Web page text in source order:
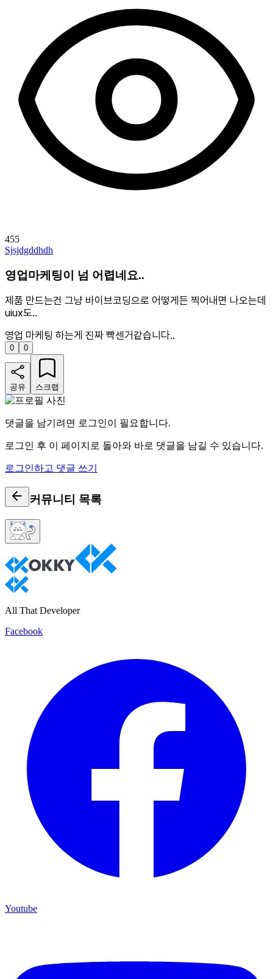
455
Sjsjdgddhdh
영업마케팅이 넘 어렵네요..
제품 만드는건 그냥 바이브코딩으로 어떻게든 찍어내면 나오는데
uiux도..
영업 마케팅 하는게 진짜 빡센거같습니다..
0 0
공유 스크랩
댓글을 남기려면 로그인이 필요합니다.
로그인 후 이 페이지로 돌아와 바로 댓글을 남길 수 있습니다.
로그인하고 댓글 쓰기
커뮤니티 목록
All That Developer
Facebook
Youtube